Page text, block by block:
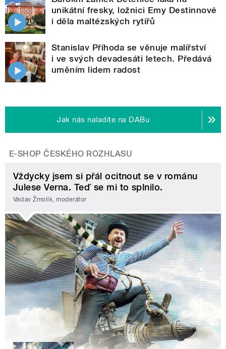
unikátní fresky, ložnici Emy Destinnové
i děla maltézských rytířů
Stanislav Příhoda se věnuje malířství
i ve svých devadesáti letech. Předává
uměním lidem radost
Jak nás naladíte na DABu
E-SHOP ČESKÉHO ROZHLASU
Vždycky jsem si přál ocitnout se v románu
Julese Verna. Teď se mi to splnilo.
Václav Žmolík, moderátor